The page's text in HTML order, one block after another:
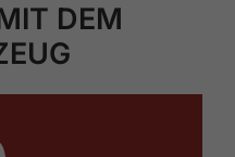
DEM